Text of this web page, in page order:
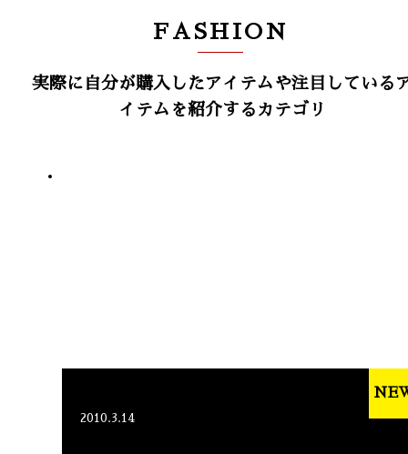
FASHION
実際に自分が購入したアイテムや注目している
イテムを紹介するカテゴリ
2010.3.14